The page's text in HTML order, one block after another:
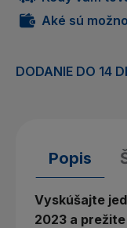
Aké sú
DODANIE DO 14
Popis
Vyskúšajte
2023 a